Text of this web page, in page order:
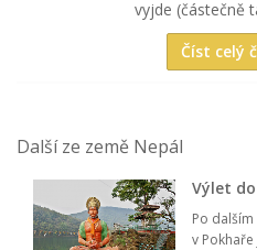
vyjde (částečně
Číst celý
Další ze země Nepál
Výlet
Po
v